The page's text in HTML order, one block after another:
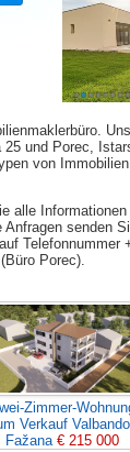
und Porec,
von
alle Informationen
senden
Telefonnummer
Porec).
Zimmer-
Verkauf
Fažana € 215 000